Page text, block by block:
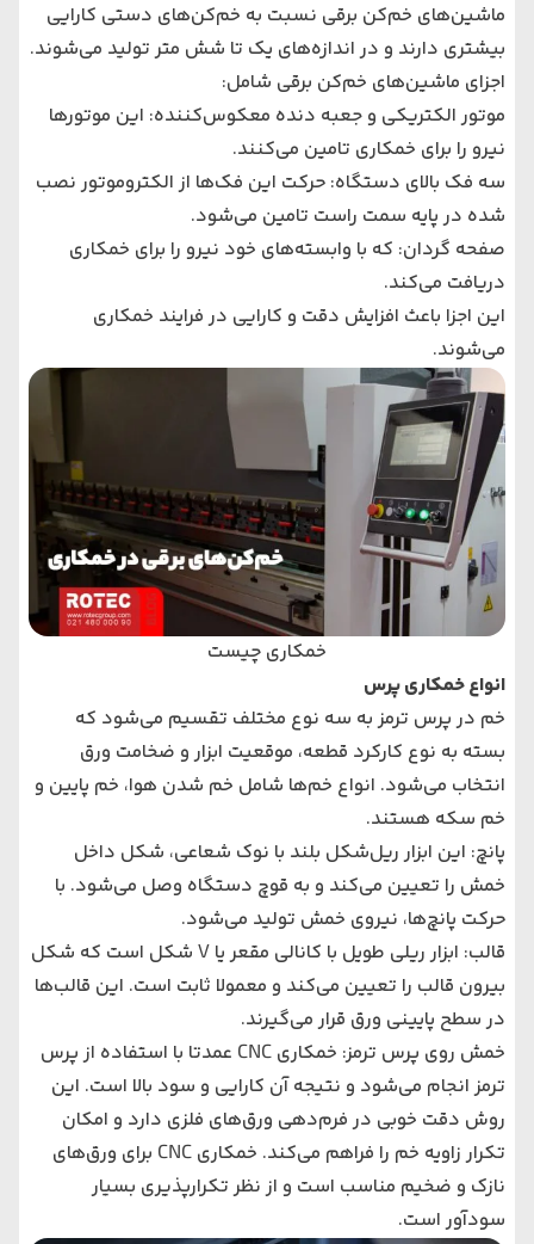
ماشین‌های خم‌کن برقی نسبت به خم‌کن‌های دستی کارایی
بیشتری دارند و در اندازه‌های یک تا شش متر تولید می‌شوند.
اجزای ماشین‌های خم‌کن برقی شامل:
موتور الکتریکی و جعبه دنده معکوس‌کننده: این موتورها
نیرو را برای خمکاری تامین می‌کنند.
سه فک بالای دستگاه: حرکت این فک‌ها از الکتروموتور نصب‌
شده در پایه سمت راست تامین می‌شود.
صفحه گردان: که با وابسته‌های خود نیرو را برای خمکاری
دریافت می‌کند.
این اجزا باعث افزایش دقت و کارایی در فرایند خمکاری
می‌شوند.
خمکاری چیست
انواع خمکاری پرس
خم در پرس ترمز به سه نوع مختلف تقسیم می‌شود که
بسته به نوع کارکرد قطعه، موقعیت ابزار و ضخامت ورق
انتخاب می‌شود. انواع خم‌ها شامل خم شدن هوا، خم پایین و
خم سکه هستند.
پانچ: این ابزار ریل‌شکل بلند با نوک شعاعی، شکل داخل
خمش را تعیین می‌کند و به قوچ دستگاه وصل می‌شود. با
حرکت پانچ‌ها، نیروی خمش تولید می‌شود.
قالب: ابزار ریلی طویل با کانالی مقعر یا V شکل است که شکل
بیرون قالب را تعیین می‌کند و معمولا ثابت است. این قالب‌ها
در سطح پایینی ورق قرار می‌گیرند.
خمش روی پرس ترمز: خمکاری CNC عمدتا با استفاده از پرس
ترمز انجام می‌شود و نتیجه آن کارایی و سود بالا است. این
روش دقت خوبی در فرم‌دهی ورق‌های فلزی دارد و امکان
تکرار زاویه خم را فراهم می‌کند. خمکاری CNC برای ورق‌های
نازک و ضخیم مناسب است و از نظر تکرارپذیری بسیار
سودآور است.